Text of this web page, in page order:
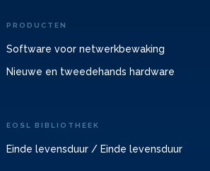
PRODUCTEN
Software voor netwerkbewaking
Nieuwe en tweedehands hardware
EOSL BIBLIOTHEEK
Einde levensduur / Einde levensduur